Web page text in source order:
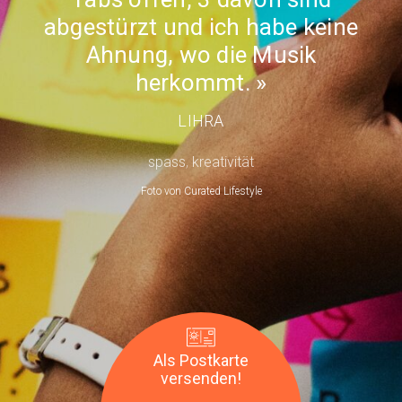
anzeigenMother's
ich
habe
wo
die
Musik
herkommt.
—
abgestürzt und ich habe keine
Ahnung, wo die Musik
herkommt.
LIHRA
spass, kreativität
Foto von Curated Lifestyle
Als Postkarte
versenden!